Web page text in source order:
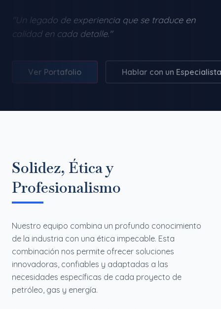
"Un legado de experiencia que se traduce en
calidad en cada detalle."
Ver Portafolio Hablar con un Especialista
Solidez, Ética y
Profesionalismo
Nuestro equipo combina un profundo conocimiento
de la industria con una ética impecable. Esta
combinación nos permite ofrecer soluciones
innovadoras, confiables y adaptadas a las
necesidades específicas de cada proyecto de
petróleo, gas y energía.